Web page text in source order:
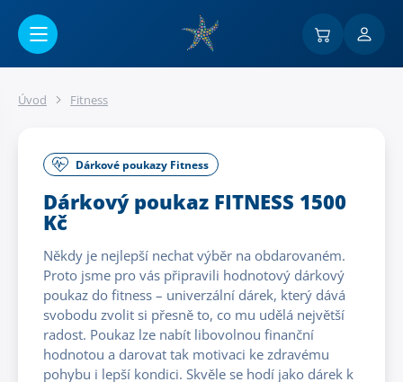
Úvod Fitness
Dárkové poukazy Fitness
Dárkový poukaz FITNESS 1500
Kč
Někdy je nejlepší nechat výběr na obdarovaném.
Proto jsme pro vás připravili hodnotový dárkový
poukaz do fitness – univerzální dárek, který dává
svobodu zvolit si přesně to, co mu udělá největší
radost. Poukaz lze nabít libovolnou finanční
hodnotou a darovat tak motivaci ke zdravému
pohybu i lepší kondici. Skvěle se hodí jako dárek k